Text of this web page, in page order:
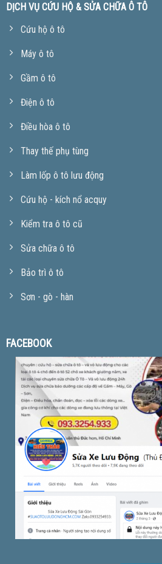
DỊCH VỤ CỨU HỘ & SỬA CHỮA Ô TÔ
Cứu hộ ô tô
Máy ô tô
Gầm ô tô
Điện ô tô
Điều hòa ô tô
Thay thế phụ tùng
Làm lốp ô tô lưu động
Cứu hộ - kích nổ acquy
Kiểm tra ô tô cũ
Sửa chữa ô tô
Bảo trì ô tô
Sơn - gò - hàn
FACEBOOK